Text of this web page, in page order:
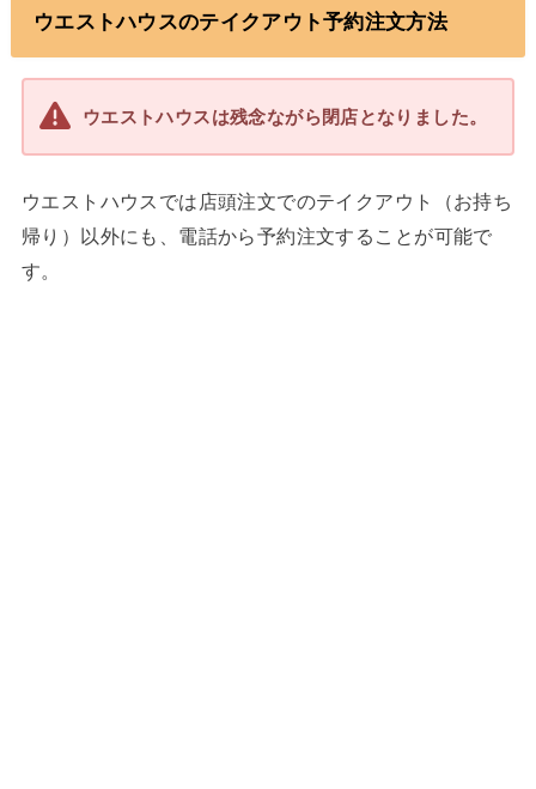
ウエストハウスのテイクアウト予約注文方法
ウエストハウスは残念ながら閉店となりました。
ウエストハウスでは店頭注文でのテイクアウト（お持ち
帰り）以外にも、電話から予約注文することが可能で
す。